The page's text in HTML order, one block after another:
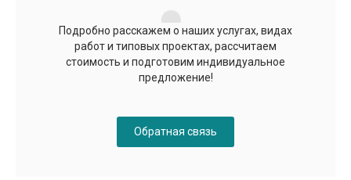
Подробно расскажем о наших услугах, видах
работ и типовых проектах, рассчитаем
стоимость и подготовим индивидуальное
предложение!
Обратная связь